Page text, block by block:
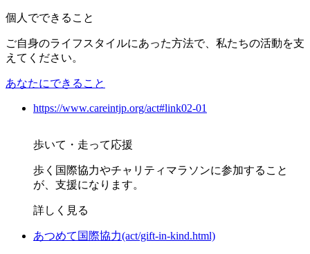
個人でできること
ご自身のライフスタイルにあった方法で、私たちの活動を支
えてください。
あなたにできること
https://www.careintjp.org/act#link02-01
歩いて・走って応援
歩く国際協力やチャリティマラソンに参加すること
が、支援になります。
詳しく見る
あつめて国際協力(act/gift-in-kind.html)